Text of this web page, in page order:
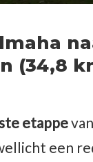
(34,8
etappe
een